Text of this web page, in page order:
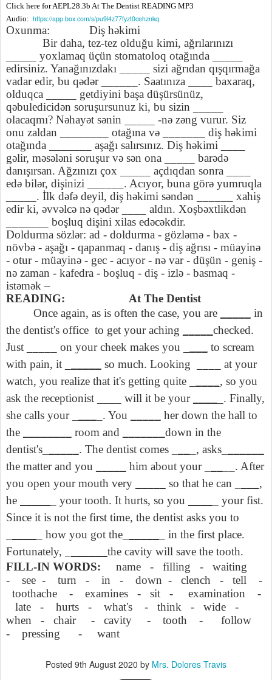
Click here for AEPL28.3b At The Dentist READING MP3
Audio: https://app.box.com/s/pu9l4z77fyzt0cehznkq
Oxunma: Diş həkimi
Bir daha, tez-tez olduğu kimi, ağrılarınızı
_____ yoxlamaq üçün stomatoloq otağında _____
edirsiniz. Yanağınızdakı _____ sizi ağrıdan qışqırmağa
vadar edir, bu qədər ______. Saatınıza ____ baxaraq,
olduqca _____ getdiyini başa düşürsünüz,
qəbuledicidən soruşursunuz ki, bu sizin _____
olacaqmı? Nəhayət sənin _____ -nə zəng vurur. Siz
onu zaldan ________ otağına və _______ diş həkimi
otağında _______ aşağı salırsınız. Diş həkimi ____
gəlir, məsələni soruşur və sən ona _____ barədə
danışırsan. Ağzınızı çox _____ açdıqdan sonra ____
edə bilər, dişinizi ______. Acıyor, buna görə yumruqla
_____. İlk dəfə deyil, diş həkimi səndən ______ xahiş
edir ki, əvvəlcə nə qədər ____ aldın. Xoşbəxtlikdən
_______ boşluq dişini xilas edəcəkdir.
Doldurma sözlər: ad - doldurma - gözləmə - bax -
növbə - aşağı - qapanmaq - danış - diş ağrısı - müayinə
- otur - müayinə - gec - acıyor - nə var - düşün - geniş -
nə zaman - kafedra - boşluq - diş - izlə - basmaq -
istəmək –
READING:
At The Dentist
Once again, as is often the case, you are
in
the dentist's office to get your aching
checked.
Just _____ on your cheek makes you _
to scream
with pain, it _
so much. Looking
____ at your
watch, you realize that it's getting quite _
____, so you
ask the receptionist ____ will it be your
_. Finally,
she calls your _
_. You
her down the hall to
the
room and
down in the
dentist's_
. The dentist comes _ _, asks_
the matter and you
him about your _
__. After
you open your mouth very
so that he can _
___,
he
_ your tooth. It hurts, so you
_ your fist.
Since it is not the first time, the dentist asks you to
_ how you got the_
_ in the first place.
Fortunately, _
the cavity will save the tooth.
FILL-IN WORDS:
name - filling -
waiting
-
see - turn - in - down - clench - tell
-
toothache
- examines - sit - examination
-
late
- hurts - what's - think - wide
-
when
- chair - cavity - tooth -
follow
-
pressing - want
Posted 9th August 2020 by Mrs. Dolores Travis